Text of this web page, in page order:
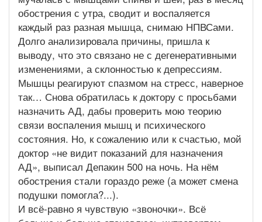
обострения с утра, сводит и воспаляется
каждый раз разная мышца, снимаю НПВСами.
Долго анализировала причины, пришла к
выводу, что это связано не с дегенеративными
изменениями, а склонностью к депрессиям.
Мышцы реагируют спазмом на стресс, наверное
так… Снова обратилась к доктору с просьбами
назначить АД, дабы проверить мою теорию
связи воспаления мышц и психического
состояния. Но, к сожалению или к счастью, мой
доктор «не видит показаний для назначения
АД», выписал Депакин 500 на ночь. На нём
обострения стали гораздо реже (а может смена
подушки помогла?...).
И всё-равно я чувствую «звоночки». Всё